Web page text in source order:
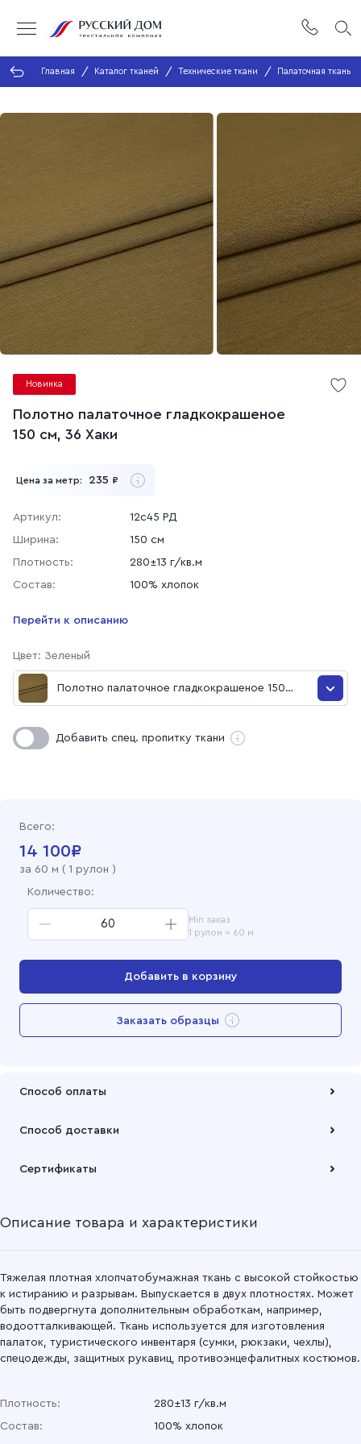
Главная Каталог тканей Технические ткани Палаточная ткань
Новинка
Полотно палаточное гладкокрашеное
150 см, 36 Хаки
Цена за метр: 235 ₽
Артикул:
12с45 РД
Ширина:
150 см
Плотность:
280±13 г/кв.м
Состав:
100% хлопок
Перейти к описанию
Цвет: Зеленый
Полотно палаточное гладкокрашеное 150
см, 36 Хаки
Полотно палаточное гладкокрашеное 150 см, 36
Добавить спец. пропитку ткани
Всего:
14 100₽
за 60 м ( 1 рулон )
Количество:
Min заказ
1 рулон = 60 м
Добавить в корзину
Перейти в корзину
Заказать образцы
Способ оплаты
Способ доставки
наших складов или через транспортную компанию на Ваш
Подробнее
Сертификаты
Описание товара и характеристики
Тяжелая плотная хлопчатобумажная ткань с высокой стойкостью
к истиранию и разрывам. Выпускается в двух плотностях. Может
быть подвергнута дополнительным обработкам, например,
водоотталкивающей. Ткань используется для изготовления
палаток, туристического инвентаря (сумки, рюкзаки, чехлы),
спецодежды, защитных рукавиц, противоэнцефалитных костюмов.
Плотность:
280±13 г/кв.м
Состав:
100% хлопок